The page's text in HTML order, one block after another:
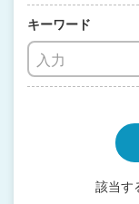
キーワード
該当す